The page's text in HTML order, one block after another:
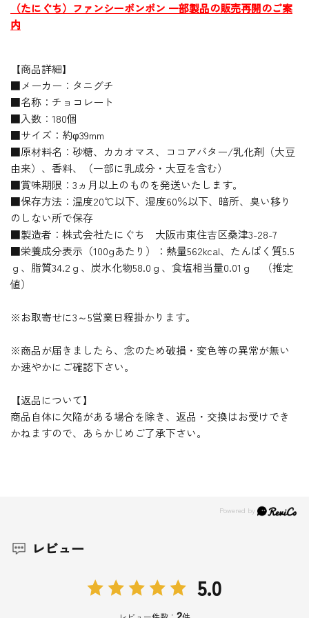
（たにぐち）ファンシーボンボン 一部製品の販売再開のご案
内
【商品詳細】
■メーカー：タニグチ
■名称：チョコレート
■入数：180個
■サイズ：約φ39mm
■原材料名：砂糖、カカオマス、ココアバター/乳化剤（大豆
由来）、香料、（一部に乳成分・大豆を含む）
■賞味期限：3ヵ月以上のものを発送いたします。
■保存方法：温度20℃以下、湿度60％以下、暗所、臭い移り
のしない所で保存
■製造者：株式会社たにぐち 大阪市東住吉区桑津3-28-7
■栄養成分表示（100gあたり）：熱量562kcal、たんぱく質5.5
ｇ、脂質34.2ｇ、炭水化物58.0ｇ、食塩相当量0.01ｇ （推定
値）
※お取寄せに3～5営業日程掛かります。
※商品が届きましたら、念のため破損・変色等の異常が無い
か速やかにご確認下さい。
【返品について】
商品自体に欠陥がある場合を除き、返品・交換はお受けでき
かねますので、あらかじめご了承下さい。
レビュー
5.0